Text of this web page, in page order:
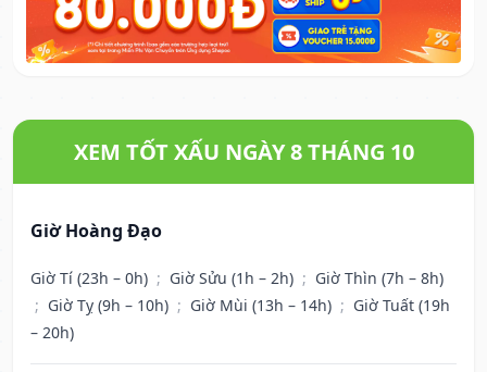
XEM TỐT XẤU NGÀY 8 THÁNG 10
Giờ Hoàng Đạo
Giờ Tí (23h – 0h) ; Giờ Sửu (1h – 2h) ; Giờ Thìn (7h – 8h)
; Giờ Tỵ (9h – 10h) ; Giờ Mùi (13h – 14h) ; Giờ Tuất (19h
– 20h)